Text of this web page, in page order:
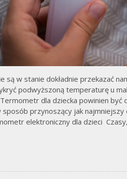
są w stanie dokładnie przekazać
podwyższoną temperaturę u
dla dziecka powinien być
sposób przynoszący jak
elektroniczny dla dzieci